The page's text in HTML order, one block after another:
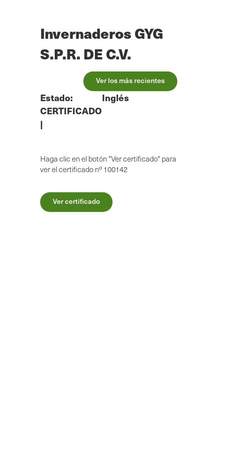
Invernaderos GYG
S.P.R. DE C.V.
Ver los más recientes
Estado:
CERTIFICADO
|
Inglés
Haga clic en el botón "Ver certificado" para
ver el certificado nº 100142
Ver certificado